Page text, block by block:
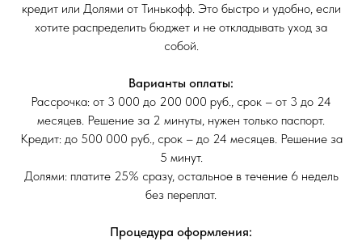
кредит или Долями от Тинькофф. Это быстро и удобно, если
хотите распределить бюджет и не откладывать уход за
собой.
Варианты оплаты:
Рассрочка: от 3 000 до 200 000 руб., срок – от 3 до 24
месяцев. Решение за 2 минуты, нужен только паспорт.
Кредит: до 500 000 руб., срок – до 24 месяцев. Решение за
5 минут.
Долями: платите 25% сразу, остальное в течение 6 недель
без переплат.
Процедура оформления: